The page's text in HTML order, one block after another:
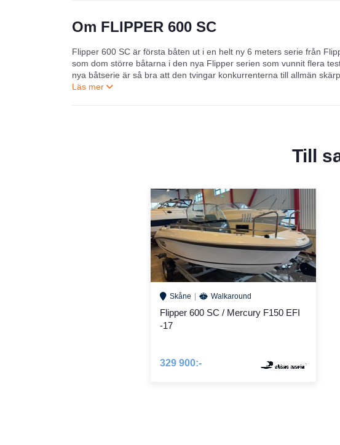
Om FLIPPER 600 SC
Flipper 600 SC är första båten ut i en helt ny 6 meters serie från
som dom större båtarna i den nya Flipper serien som vunnit flera
nya båtserie är så bra att den tvingar konkurrenterna till allmän
Till
Skåne Walkaround
Flipper 600 SC / Mercury F150 EFI
-17
329 900:-